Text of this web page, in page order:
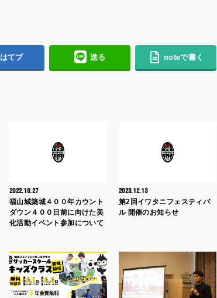
はてブ 送る noteで書く
2022.10.27
福山城築城４００年カウント
ダウン４００日前に向けた美
化活動イベント参加について
2023.12.13
第2回イワタニフェスティバ
ル 開催のお知らせ